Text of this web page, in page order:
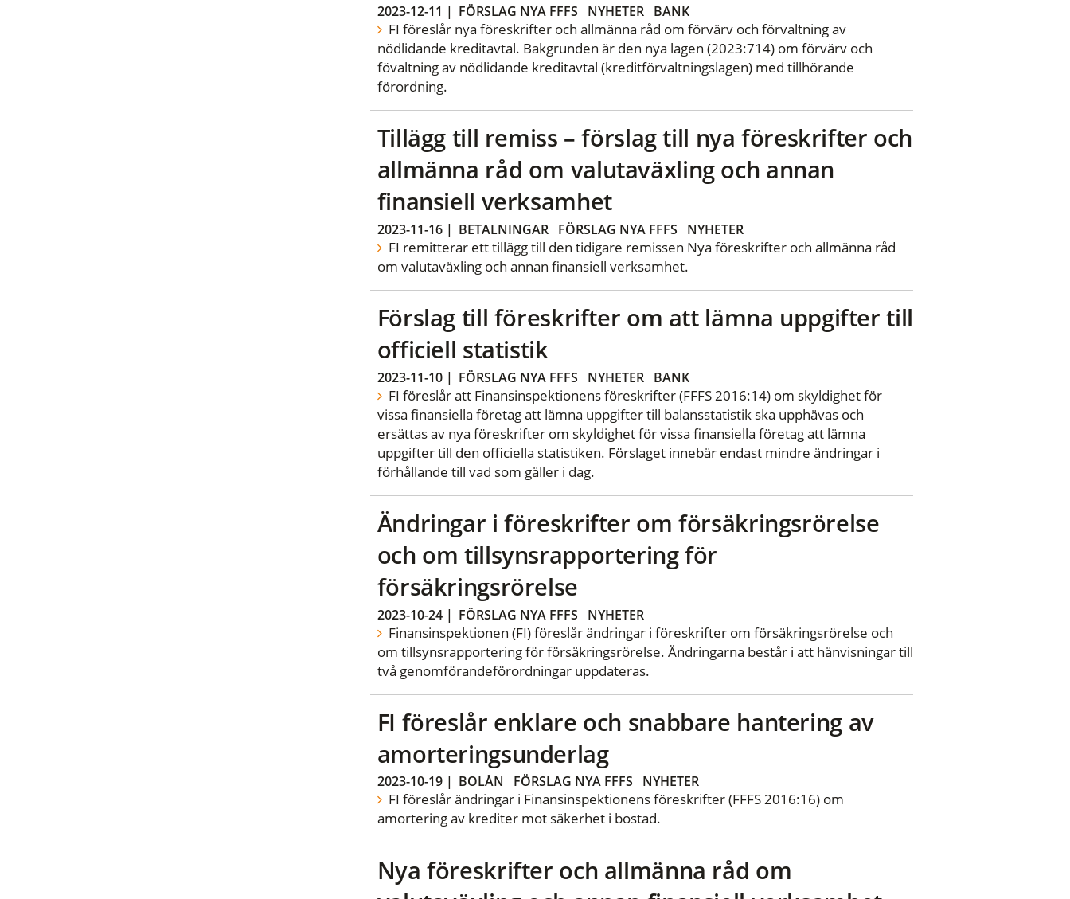
2023-12-11 | FÖRSLAG NYA FFFS NYHETER BANK
FI föreslår nya föreskrifter och allmänna råd om förvärv och förvaltning av
nödlidande kreditavtal. Bakgrunden är den nya lagen (2023:714) om förvärv och
fövaltning av nödlidande kreditavtal (kreditförvaltningslagen) med tillhörande
förordning.
Tillägg till remiss – förslag till nya föreskrifter och
allmänna råd om valutaväxling och annan
finansiell verksamhet
2023-11-16| BETALNINGAR FÖRSLAG NYA FFFS NYHETER
FI remitterar ett tillägg till den tidigare remissen Nya föreskrifter och allmänna råd
om valutaväxling och annan finansiell verksamhet.
Förslag till föreskrifter om att lämna uppgifter till
officiell statistik
2023-11-10| FÖRSLAG NYA FFFS NYHETER BANK
FI föreslår att Finansinspektionens föreskrifter (FFFS 2016:14) om skyldighet för
vissa finansiella företag att lämna uppgifter till balansstatistik ska upphävas och
ersättas av nya föreskrifter om skyldighet för vissa finansiella företag att lämna
uppgifter till den officiella statistiken. Förslaget innebär endast mindre ändringar i
förhållande till vad som gäller i dag.
Ändringar i föreskrifter om försäkringsrörelse
och om tillsynsrapportering för
försäkringsrörelse
2023-10-24| FÖRSLAG NYA FFFS NYHETER
Finansinspektionen (FI) föreslår ändringar i föreskrifter om försäkringsrörelse och
om tillsynsrapportering för försäkringsrörelse. Ändringarna består i att hänvisningar till
två genomförandeförordningar uppdateras.
FI föreslår enklare och snabbare hantering av
amorteringsunderlag
2023-10-19| BOLÅN FÖRSLAG NYA FFFS NYHETER
FI föreslår ändringar i Finansinspektionens föreskrifter (FFFS 2016:16) om
amortering av krediter mot säkerhet i bostad.
Nya föreskrifter och allmänna råd om